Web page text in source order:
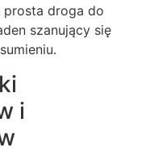
droga do
szanujący się
i